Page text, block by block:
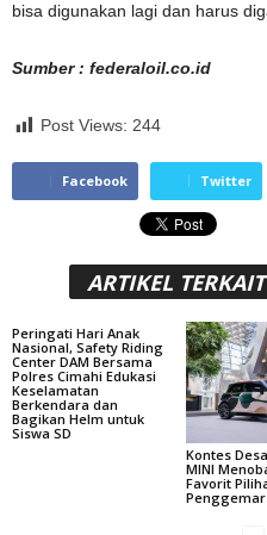
bisa digunakan lagi dan harus
Sumber : federaloil.co.id
Post Views: 244
Facebook Twitter
ARTIKEL TERKAIT
Peringati Hari Anak
Nasional, Safety Riding
Center DAM Bersama
Polres Cimahi Edukasi
Keselamatan
Berkendara dan
Bagikan Helm untuk
Siswa SD
Kontes
MINI
Favorit
Penggemar